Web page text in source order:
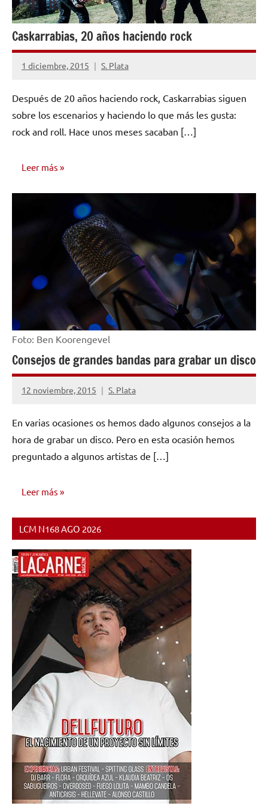
Caskarrabias, 20 años haciendo rock
1 diciembre, 2015 S. Plata
No
comentarios
Después de 20 años haciendo rock, Caskarrabias siguen
sobre los escenarios y haciendo lo que más les gusta:
rock and roll. Hace unos meses sacaban […]
Leer más
Foto: Ben Koorengevel
Consejos de grandes bandas para grabar un disco
12 noviembre, 2015 S. Plata
No
comentarios
En varias ocasiones os hemos dado algunos consejos a la
hora de grabar un disco. Pero en esta ocasión hemos
preguntado a algunos artistas de […]
Leer más
CONSEJOS
PARA
MÚSICOS
LCM N168 AGO 2026